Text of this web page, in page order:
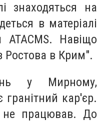
знаходяться на
в матеріалі
ATACMS. Навіщо
Ростова в Крим".
у Мирному,
гранітний кар'єр.
не працював. До